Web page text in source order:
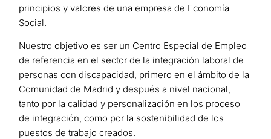
principios y valores de una empresa de Economía
Social.
Nuestro objetivo es ser un Centro Especial de Empleo
de referencia en el sector de la integración laboral de
personas con discapacidad, primero en el ámbito de la
Comunidad de Madrid y después a nivel nacional,
tanto por la calidad y personalización en los proceso
de integración, como por la sostenibilidad de los
puestos de trabajo creados.